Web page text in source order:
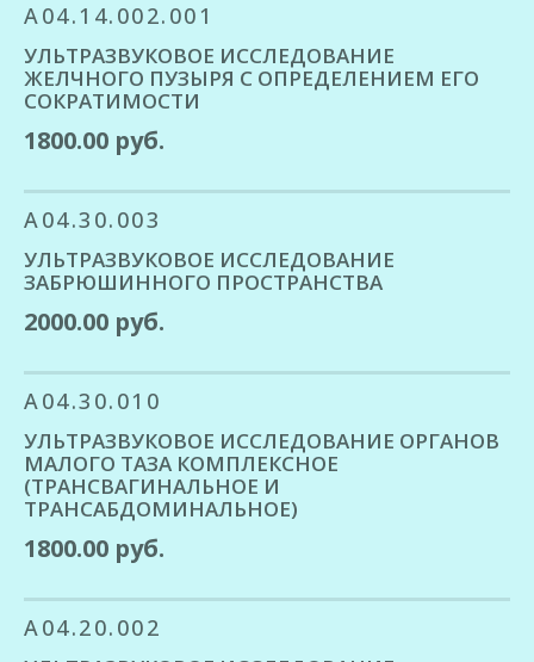
A04.14.002.001
УЛЬТРАЗВУКОВОЕ ИССЛЕДОВАНИЕ
ЖЕЛЧНОГО ПУЗЫРЯ С ОПРЕДЕЛЕНИЕМ ЕГО
СОКРАТИМОСТИ
1800.00 руб.
A04.30.003
УЛЬТРАЗВУКОВОЕ ИССЛЕДОВАНИЕ
ЗАБРЮШИННОГО ПРОСТРАНСТВА
2000.00 руб.
A04.30.010
УЛЬТРАЗВУКОВОЕ ИССЛЕДОВАНИЕ ОРГАНОВ
МАЛОГО ТАЗА КОМПЛЕКСНОЕ
(ТРАНСВАГИНАЛЬНОЕ И
ТРАНСАБДОМИНАЛЬНОЕ)
1800.00 руб.
A04.20.002